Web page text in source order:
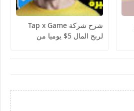
شرح شركة Tap x Game
لربح المال 5$ يوميا من